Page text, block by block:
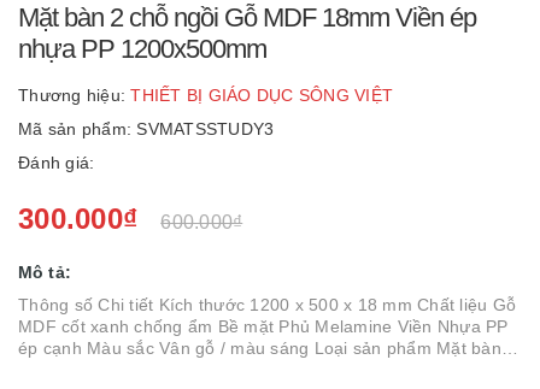
Mặt bàn 2 chỗ ngồi Gỗ MDF 18mm Viền ép
nhựa PP 1200x500mm
Thương hiệu: THIẾT BỊ GIÁO DỤC SÔNG VIỆT
Mã sản phẩm: SVMATSSTUDY3
Đánh giá:
300.000₫ 600.000₫
Mô tả:
Thông số Chi tiết Kích thước 1200 x 500 x 18 mm Chất liệu Gỗ
MDF cốt xanh chống ẩm Bề mặt Phủ Melamine Viền Nhựa PP
ép cạnh Màu sắc Vân gỗ / màu sáng Loại sản phẩm Mặt bàn